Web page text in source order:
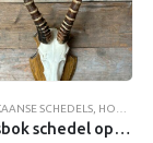
SCHEDELS & GEWEIEN
SCHEDELS HOORNDRAGERS
Blesbok schedel op houten schild